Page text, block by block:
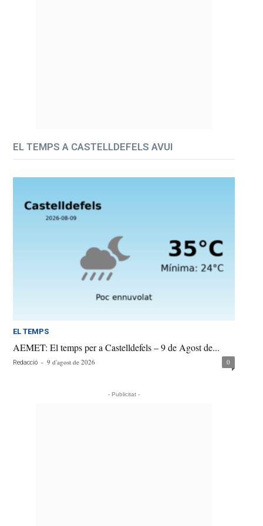
EL TEMPS A CASTELLDEFELS AVUI
EL TEMPS
AEMET: El temps per a Castelldefels – 9 de Agost de...
Redacció - 9 d'agost de 2026 0
- Publicitat -